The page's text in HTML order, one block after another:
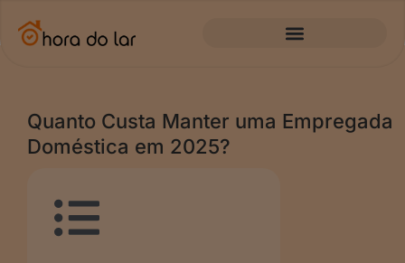
Quanto Custa Manter uma Empregada
Doméstica em 2025?